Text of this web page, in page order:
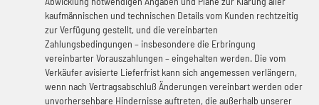
kaufmännischen und technischen Details vom Kunden rechtzeitig
zur Verfügung gestellt, und die vereinbarten
Zahlungsbedingungen – insbesondere die Erbringung
vereinbarter Vorauszahlungen – eingehalten werden. Die vom
Verkäufer avisierte Lieferfrist kann sich angemessen verlängern,
wenn nach Vertragsabschluß Änderungen vereinbart werden oder
unvorhersehbare Hindernisse auftreten, die außerhalb unserer